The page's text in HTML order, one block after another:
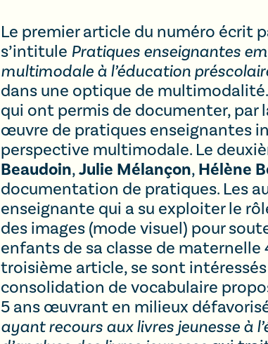
Le premier article du numéro écrit
s’intitule Pratiques enseignantes
multimodale à l’éducation
dans une optique de
qui ont permis de documenter, par
œuvre de pratiques enseignantes
perspective multimodale. Le
Beaudoin,Julie Mélançon, Hélène
documentation de pratiques. Les
enseignante qui a su exploiter le
des images (mode visuel) pour
enfants de sa classe de maternelle
troisième article, se sont
consolidation de vocabulaire
5 ans œuvrant en milieux
ayant recours aux livres jeunesse à